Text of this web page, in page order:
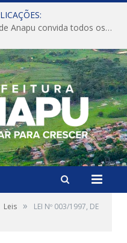
CONVITE A Prefeitura Municipal de Anapu convida todos os servidores públicos municipais para participarem da Audiência Pública de discussão da Lei de Diretrizes Orçamentárias (LDO), importante instrumento de planejamento das ações e investimentos da Administração Pública para o próximo exercício financeiro.
Leis »
LEI Nº 003/1997, DE